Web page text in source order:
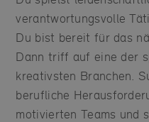
verantwortungsvolle
Du bist bereit für das
Dann triff auf eine der
kreativsten Branchen.
berufliche
motivierten Teams und